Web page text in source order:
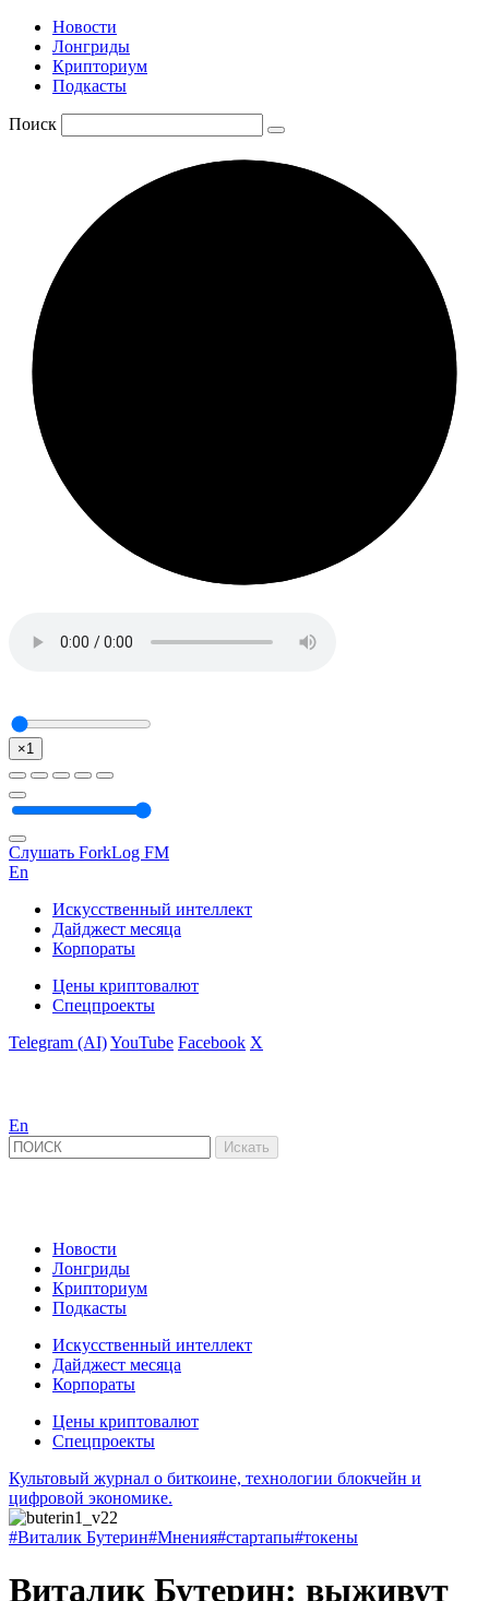
Новости
Лонгриды
Крипториум
Подкасты
Поиск
×1
Слушать ForkLog FM
En
Искусственный интеллект
Дайджест месяца
Корпораты
Цены криптовалют
Спецпроекты
Telegram (AI)YouTube Facebook X
En
Новости
Лонгриды
Крипториум
Подкасты
Искусственный интеллект
Дайджест месяца
Корпораты
Цены криптовалют
Спецпроекты
Культовый журнал о биткоине, технологии блокчейн и
цифровой экономике.
#Виталик Бутерин#Мнения#стартапы#токены
Виталик Бутерин: выживут